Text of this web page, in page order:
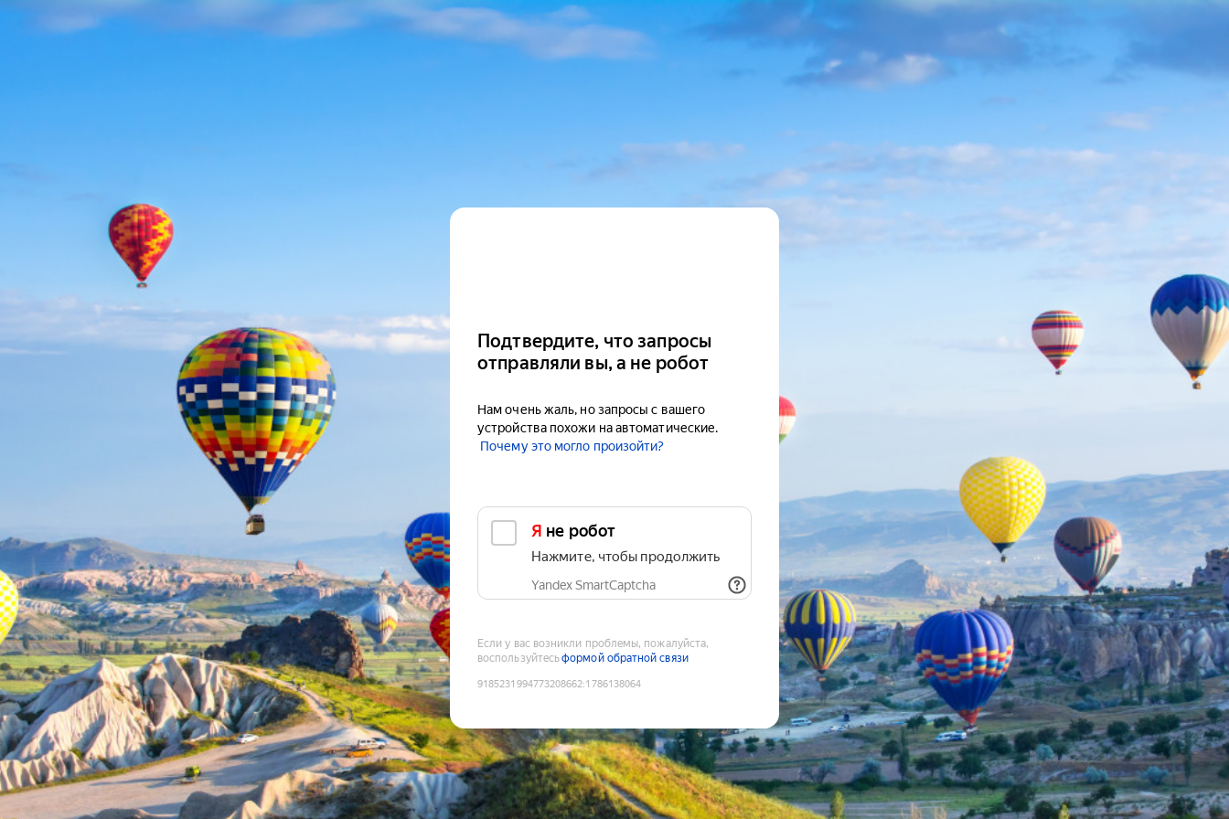
Подтвердите, что запросы
отправляли вы, а не робот
Нам очень жаль, но запросы с вашего
устройства похожи на автоматические.
Почему это могло произойти?
Я не робот
Нажмите, чтобы продолжить
Yandex SmartCaptcha
Если у вас возникли проблемы, пожалуйста,
воспользуйтесьформой обратной связи
9185231994773208662:1786138064